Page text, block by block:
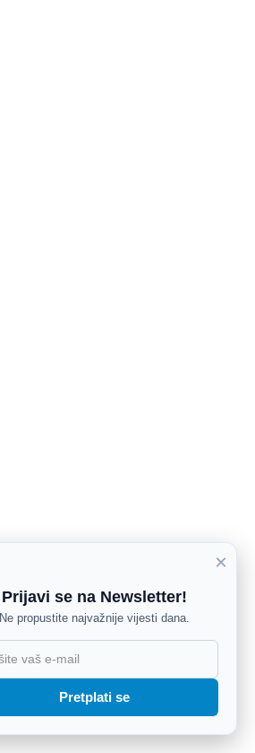
×
Prijavi se na Newsletter!
Ne propustite najvažnije vijesti dana.
Pretplati se